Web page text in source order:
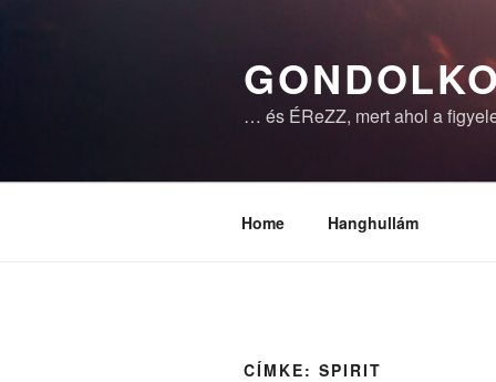
… és ÉReZZ, mert ahol a
Home Hanghullám
CÍMKE: SPIRIT